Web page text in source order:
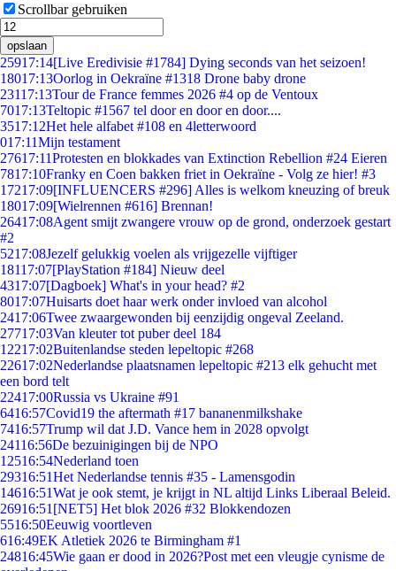
Scrollbar gebruiken
opslaan
25917:14[Live Eredivisie #1784] Dying seconds van het seizoen!
18017:13Oorlog in Oekraïne #1318 Drone baby drone
23117:13Tour de France femmes 2026 #4 op de Ventoux
7017:13Teltopic #1567 tel door en door en door....
3517:12Het hele alfabet #108 en 4letterwoord
017:11Mijn testament
27617:11Protesten en blokkades van Extinction Rebellion #24 Eieren
7817:10Franky en Coen bakken friet in Oekraïne - Volg ze hier! #3
17217:09[INFLUENCERS #296] Alles is welkom kneuzing of breuk
18017:09[Wielrennen #616] Brennan!
26417:08Agent smijt zwangere vrouw op de grond, onderzoek gestart
#2
5217:08Jezelf gelukkig voelen als vrijgezelle vijftiger
18117:07[PlayStation #184] Nieuw deel
4317:07[Dagboek] What's in your head? #2
8017:07Huisarts doet haar werk onder invloed van alcohol
2417:06Twee zwaargewonden bij eenzijdig ongeval Zeeland.
27717:03Van kleuter tot puber deel 184
12217:02Buitenlandse steden lepeltopic #268
22617:02Nederlandse plaatsnamen lepeltopic #213 elk gehucht met
een bord telt
22417:00Russia vs Ukraine #91
6416:57Covid19 the aftermath #17 bananenmilkshake
7416:57Trump wil dat J.D. Vance hem in 2028 opvolgt
24116:56De bezuinigingen bij de NPO
12516:54Nederland toen
29316:51Het Nederlandse tennis #35 - Lamensgodin
14616:51Wat je ook stemt, je krijgt in NL altijd Links Liberaal Beleid.
26916:51 [NET5] Het blok 2026 #32 Blokkendozen
5516:50Eeuwig voortleven
616:49EK Atletiek 2026 te Birmingham #1
24816:45Wie gaan er dood in 2026?Post met een vleugje cynisme de